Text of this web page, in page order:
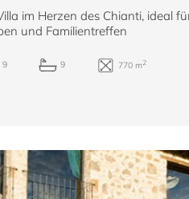
im Herzen des Chianti, ideal
und Familientreffen